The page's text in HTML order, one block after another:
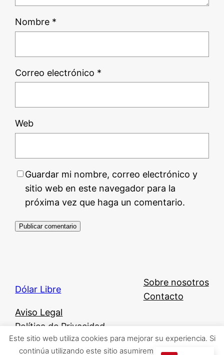
Nombre *
Correo electrónico *
Web
Guardar mi nombre, correo electrónico y
sitio web en este navegador para la
próxima vez que haga un comentario.
Dólar Libre
Sobre nosotros
Contacto
Aviso Legal
Política de Privacidad
Política de Cookies
Este sitio web utiliza cookies para mejorar su experiencia. Si
continúa utilizando este sitio asumiremos que está de